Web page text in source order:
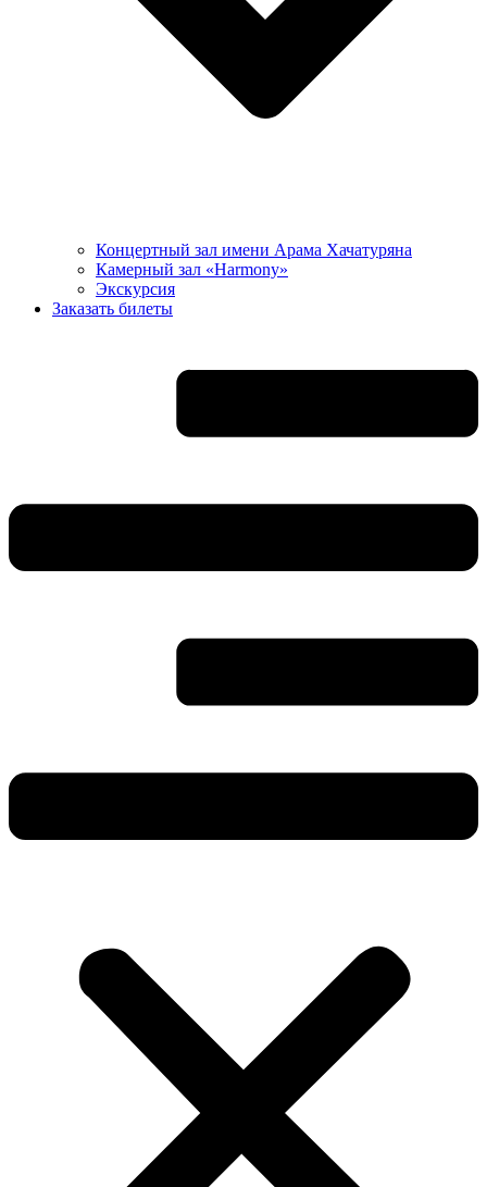
Концертный зал имени Арама Хачатуряна
Камерный зал «Harmony»
Экскурсия
Заказать билеты